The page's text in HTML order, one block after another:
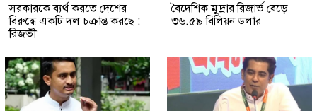
সরকারকে ব্যর্থ করতে দেশের
বিরুদ্ধে একটি দল চক্রান্ত করছে :
রিজভী
বৈদেশিক মুদ্রার রিজার্ভ বেড়ে
৩৬.৫৯ বিলিয়ন ডলার